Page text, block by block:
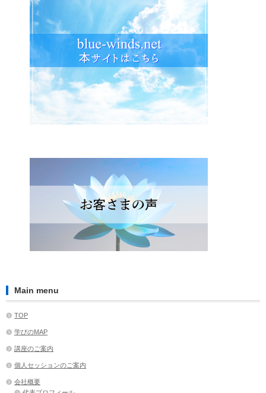
Main menu
TOP
学びのMAP
講座のご案内
個人セッションのご案内
会社概要